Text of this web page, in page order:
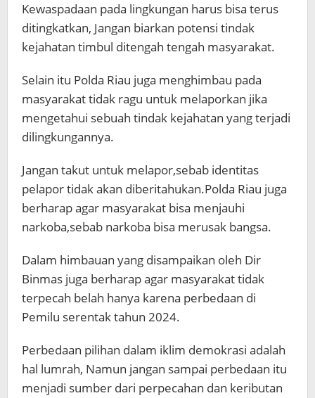
Kewaspadaan pada lingkungan harus bisa terus
ditingkatkan, Jangan biarkan potensi tindak
kejahatan timbul ditengah tengah masyarakat.
Selain itu Polda Riau juga menghimbau pada
masyarakat tidak ragu untuk melaporkan jika
mengetahui sebuah tindak kejahatan yang terjadi
dilingkungannya.
Jangan takut untuk melapor,sebab identitas
pelapor tidak akan diberitahukan.Polda Riau juga
berharap agar masyarakat bisa menjauhi
narkoba,sebab narkoba bisa merusak bangsa.
Dalam himbauan yang disampaikan oleh Dir
Binmas juga berharap agar masyarakat tidak
terpecah belah hanya karena perbedaan di
Pemilu serentak tahun 2024.
Perbedaan pilihan dalam iklim demokrasi adalah
hal lumrah, Namun jangan sampai perbedaan itu
menjadi sumber dari perpecahan dan keributan